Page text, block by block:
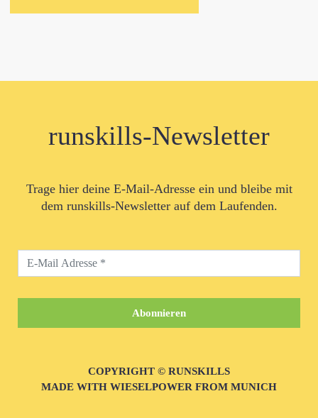
runskills-Newsletter
Trage hier deine E-Mail-Adresse ein und bleibe mit
dem runskills-Newsletter auf dem Laufenden.
COPYRIGHT © RUNSKILLS
MADE WITH WIESELPOWER FROM MUNICH